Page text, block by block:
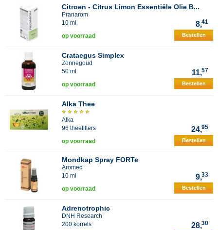
Citroen - Citrus Limon Essentiële Olie B...
Pranarom
10 ml
8,41
op voorraad Bestellen
Crataegus Simplex
Zonnegoud
50 ml
11,57
op voorraad Bestellen
Alka Thee
Alka
96 theefilters
24,95
op voorraad Bestellen
Mondkap Spray FORTe
Aromed
10 ml
9,33
op voorraad Bestellen
Adrenotrophic
DNH Research
200 korrels
28,30